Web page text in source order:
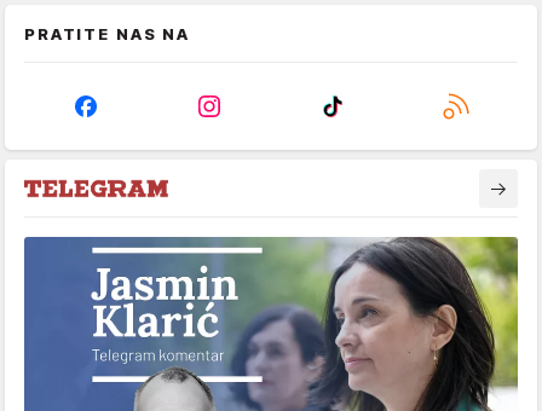
PRATITE NAS NA